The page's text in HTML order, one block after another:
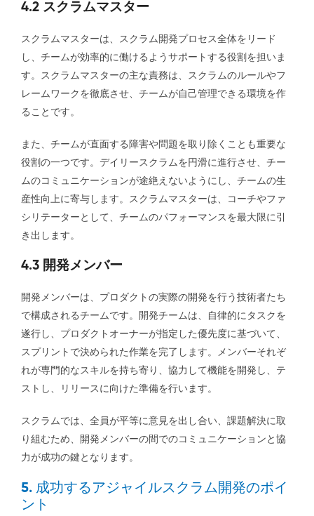
4.2 スクラムマスター
スクラムマスターは、スクラム開発プロセス全体をリード
し、チームが効率的に働けるようサポートする役割を担いま
す。スクラムマスターの主な責務は、スクラムのルールやフ
レームワークを徹底させ、チームが自己管理できる環境を作
ることです。
また、チームが直面する障害や問題を取り除くことも重要な
役割の一つです。デイリースクラムを円滑に進行させ、チー
ムのコミュニケーションが途絶えないようにし、チームの生
産性向上に寄与します。スクラムマスターは、コーチやファ
シリテーターとして、チームのパフォーマンスを最大限に引
き出します。
4.3 開発メンバー
開発メンバーは、プロダクトの実際の開発を行う技術者たち
で構成されるチームです。開発チームは、自律的にタスクを
遂行し、プロダクトオーナーが指定した優先度に基づいて、
スプリントで決められた作業を完了します。メンバーそれぞ
れが専門的なスキルを持ち寄り、協力して機能を開発し、テ
ストし、リリースに向けた準備を行います。
スクラムでは、全員が平等に意見を出し合い、課題解決に取
り組むため、開発メンバーの間でのコミュニケーションと協
力が成功の鍵となります。
5. 成功するアジャイルスクラム開発のポイ
ント